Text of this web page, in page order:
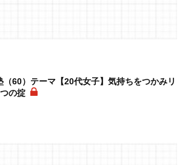
（60）テーマ【20代女子】気持ちをつかみリ
の掟